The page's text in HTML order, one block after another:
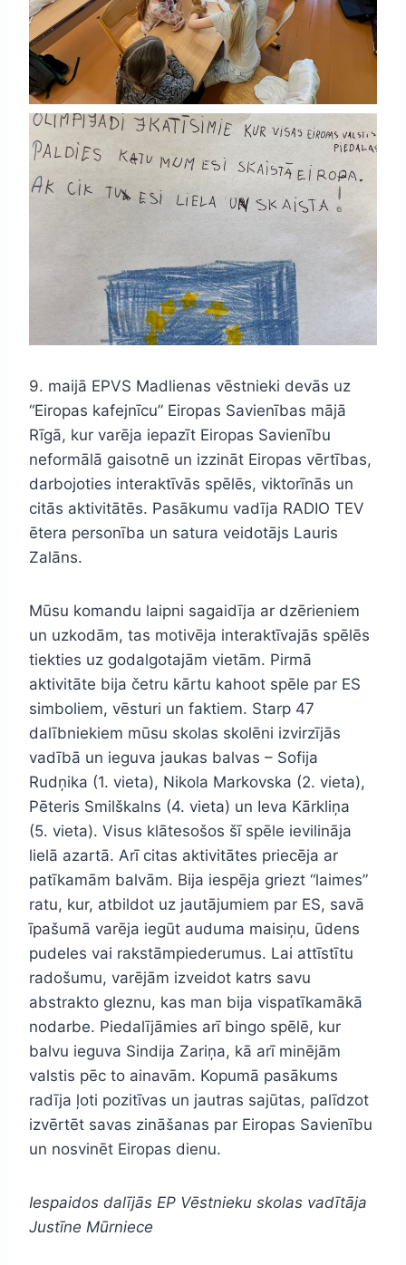
9. maijā EPVS Madlienas vēstnieki devās uz
“Eiropas kafejnīcu” Eiropas Savienības mājā
Rīgā, kur varēja iepazīt Eiropas Savienību
neformālā gaisotnē un izzināt Eiropas vērtības,
darbojoties interaktīvās spēlēs, viktorīnās un
citās aktivitātēs. Pasākumu vadīja RADIO TEV
ētera personība un satura veidotājs Lauris
Zalāns.
Mūsu komandu laipni sagaidīja ar dzērieniem
un uzkodām, tas motivēja interaktīvajās spēlēs
tiekties uz godalgotajām vietām. Pirmā
aktivitāte bija četru kārtu kahoot spēle par ES
simboliem, vēsturi un faktiem. Starp 47
dalībniekiem mūsu skolas skolēni izvirzījās
vadībā un ieguva jaukas balvas – Sofija
Rudņika (1. vieta), Nikola Markovska (2. vieta),
Pēteris Smilškalns (4. vieta) un Ieva Kārkliņa
(5. vieta). Visus klātesošos šī spēle ievilināja
lielā azartā. Arī citas aktivitātes priecēja ar
patīkamām balvām. Bija iespēja griezt “laimes”
ratu, kur, atbildot uz jautājumiem par ES, savā
īpašumā varēja iegūt auduma maisiņu, ūdens
pudeles vai rakstāmpiederumus. Lai attīstītu
radošumu, varējām izveidot katrs savu
abstrakto gleznu, kas man bija vispatīkamākā
nodarbe. Piedalījāmies arī bingo spēlē, kur
balvu ieguva Sindija Zariņa, kā arī minējām
valstis pēc to ainavām. Kopumā pasākums
radīja ļoti pozitīvas un jautras sajūtas, palīdzot
izvērtēt savas zināšanas par Eiropas Savienību
un nosvinēt Eiropas dienu.
Iespaidos dalījās EP Vēstnieku skolas vadītāja
Justīne Mūrniece